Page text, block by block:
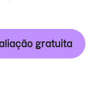
gratuita